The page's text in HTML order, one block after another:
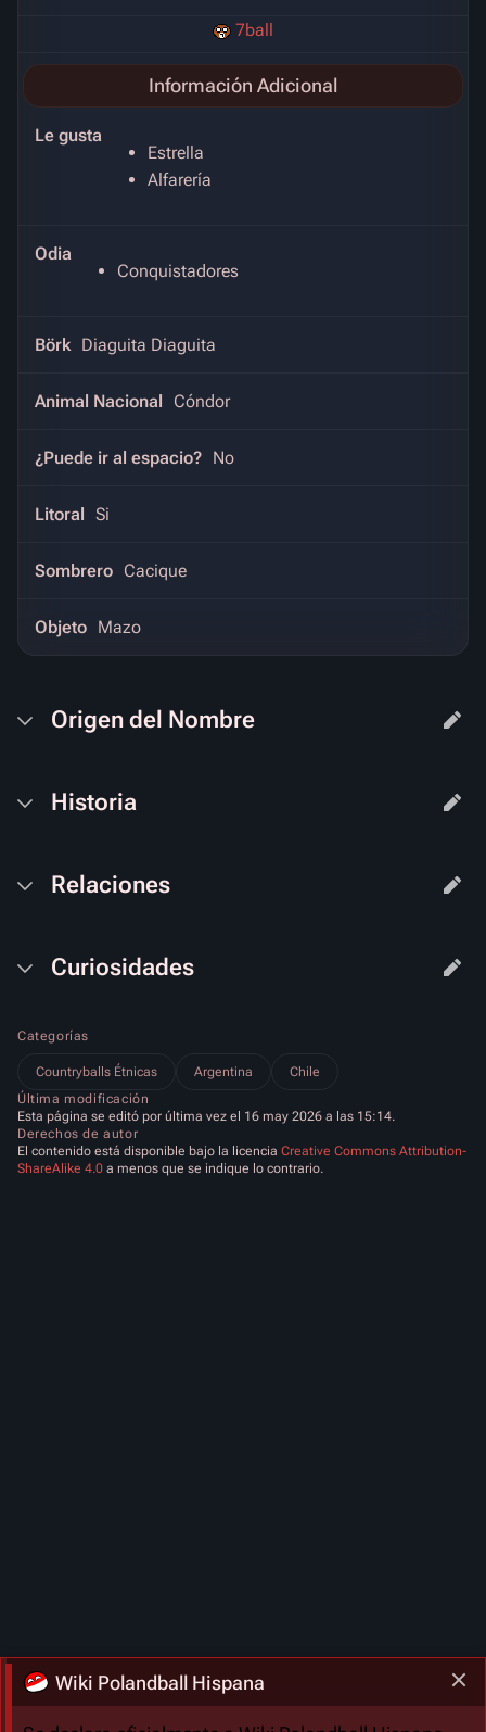
Wiki Polandball Hispana
7ball
Información Adicional
Le gusta
Estrella
Alfarería
Odia
Conquistadores
Börk Diaguita Diaguita
Animal Nacional Cóndor
¿Puede ir al espacio? No
Litoral Si
Sombrero Cacique
Objeto Mazo
Origen del Nombre
Historia
Relaciones
Curiosidades
Categorías
Countryballs Étnicas Argentina
Chile
Última modificación
Esta página se editó por última vez el 16 may 2026 a las 15:14.
Derechos de autor
El contenido está disponible bajo la licencia Creative Commons Attribution-
ShareAlike 4.0 a menos que se indique lo contrario.